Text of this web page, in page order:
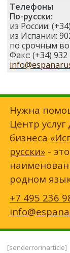
Телефоны
По-русски:
из России:
из Испании:
по срочным
Факс: (+34) 932
Нужна
Центр
бизнеса
русски» -
родном
+7 495 236
[senderrorinarticle]